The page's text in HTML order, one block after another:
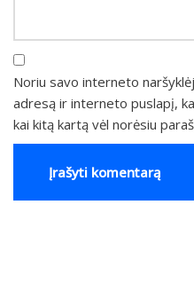
Noriu savo interneto
adresą ir interneto puslapį,
kai kitą kartą vėl norėsiu